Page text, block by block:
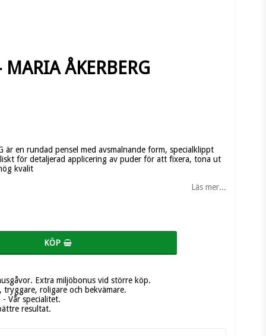
ÅKERBERG
är en rundad pensel med avsmalnande form, specialklippt
för detaljerad applicering av puder för att fixera, tona ut
kvalit
Läs mer...
KÖP
Extra miljöbonus vid större köp.
roligare och bekvämare.
Vår specialitet.
resultat.